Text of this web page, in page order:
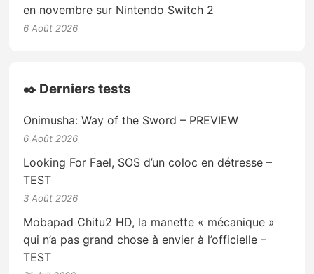
en novembre sur Nintendo Switch 2
6 Août 2026
✒️ Derniers tests
Onimusha: Way of the Sword – PREVIEW
6 Août 2026
Looking For Fael, SOS d’un coloc en détresse –
TEST
3 Août 2026
Mobapad Chitu2 HD, la manette « mécanique »
qui n’a pas grand chose à envier à l’officielle –
TEST